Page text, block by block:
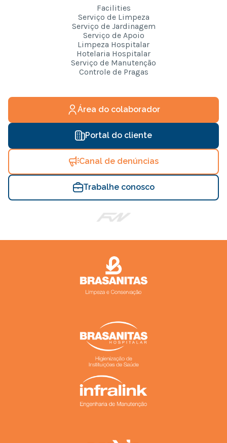
Facilities
Serviço de Limpeza
Serviço de Jardinagem
Serviço de Apoio
Limpeza Hospitalar
Hotelaria Hospitalar
Serviço de Manutenção
Controle de Pragas
Área do colaborador
Portal do cliente
Canal de denúncias
Trabalhe conosco